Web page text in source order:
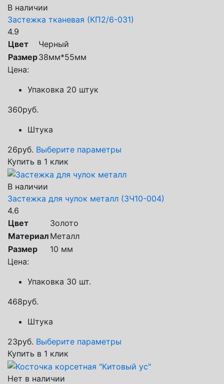
В наличии
Застежка тканевая (КП2/6-031)
4.9
Цвет
Черный
Размер38мм*55мм
Цена:
Упаковка 20 штук
360руб.
Штука
26руб. Выберите параметры
Купить в 1 клик
В наличии
Застежка для чулок металл (ЗЧ10-004)
4.6
Цвет
Золото
Материал Металл
Размер
10 мм
Цена:
Упаковка 30 шт.
468руб.
Штука
23руб. Выберите параметры
Купить в 1 клик
Нет в наличии